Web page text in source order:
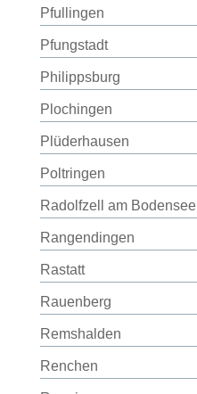
Pfullingen
Pfungstadt
Philippsburg
Plochingen
Plüderhausen
Poltringen
Radolfzell am Bodensee
Rangendingen
Rastatt
Rauenberg
Remshalden
Renchen